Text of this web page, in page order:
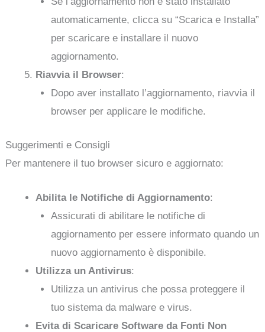
automaticamente, clicca su “Scarica e Installa”
per scaricare e installare il nuovo
aggiornamento.
Riavvia il Browser:
Dopo aver installato l’aggiornamento, riavvia il
browser per applicare le modifiche.
Suggerimenti e Consigli
Per mantenere il tuo browser sicuro e aggiornato:
Abilita le Notifiche di Aggiornamento:
Assicurati di abilitare le notifiche di
aggiornamento per essere informato quando un
nuovo aggiornamento è disponibile.
Utilizza un Antivirus:
Utilizza un antivirus che possa proteggere il
tuo sistema da malware e virus.
Evita di Scaricare Software da Fonti Non